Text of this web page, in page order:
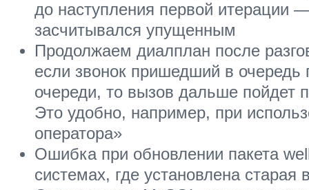
до наступления первой итерации
засчитывался упущенным
Продолжаем диалплан после
если звонок пришедший в
очереди, то вызов дальше пойдет
Это удобно, например, при
оператора»
Ошибка при обновлении пакета
системах, где установлена старая